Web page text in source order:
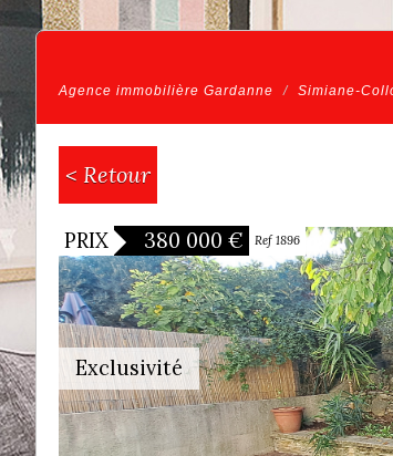
Agence immobilière Gardanne Simiane-
< Retour
PRIX 380 000 € Ref 1896
Exclusivité